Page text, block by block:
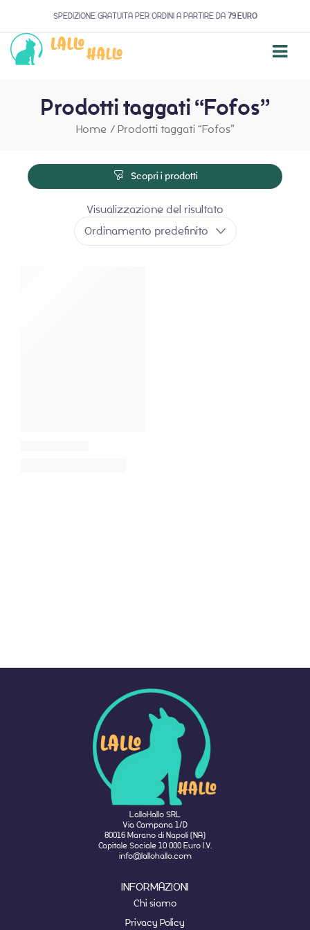
SPEDIZIONE GRATUITA PER ORDINI A PARTIRE DA 79 EURO
Prodotti taggati “Fofos”
Home / Prodotti taggati “Fofos”
Scopri i prodotti
Visualizzazione del risultato
Ordinamento predefinito
LalloHallo SRL
Via Campana 1/D
80016 Marano di Napoli (NA)
Capitale Sociale 10 000 Euro I.V.
info@lallohallo.com
INFORMAZIONI
Chi siamo
Privacy Policy